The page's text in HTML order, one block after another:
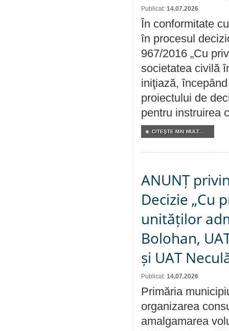
Publicat: 14.07.2026
În conformitate
în procesul
967/2016 „Cu
societatea civilă
iniţiază,
proiectului de
pentru instruirea
CITEŞTE MAI MULT...
ANUNȚ
Decizie „Cu
unităților
Bolohan,
și UAT
Publicat: 14.07.2026
Primăria
organizarea
amalgamarea